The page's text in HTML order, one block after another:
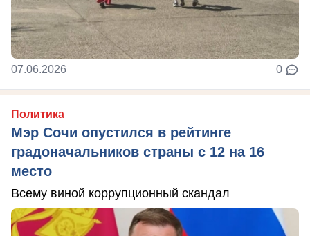
07.06.2026 0
Политика
Мэр Сочи опустился в рейтинге
градоначальников страны с 12 на 16
место
Всему виной коррупционный скандал